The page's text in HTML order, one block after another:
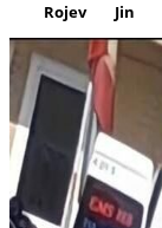
Rojev Jin